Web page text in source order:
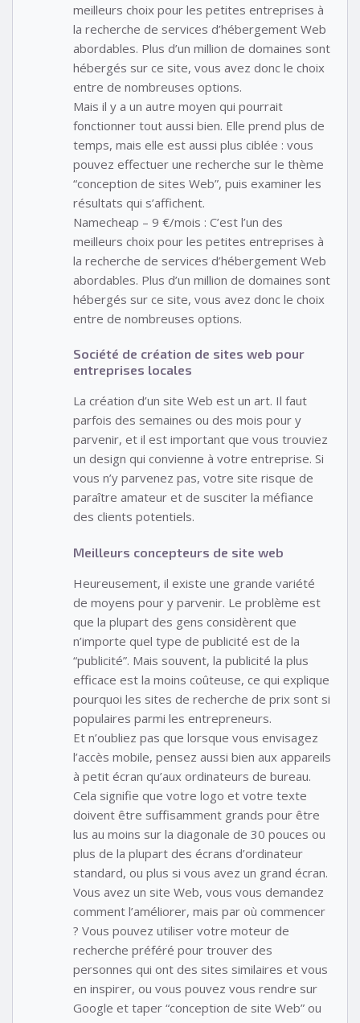
meilleurs choix pour les petites entreprises à
la recherche de services d’hébergement Web
abordables. Plus d’un million de domaines sont
hébergés sur ce site, vous avez donc le choix
entre de nombreuses options.
Mais il y a un autre moyen qui pourrait
fonctionner tout aussi bien. Elle prend plus de
temps, mais elle est aussi plus ciblée : vous
pouvez effectuer une recherche sur le thème
“conception de sites Web”, puis examiner les
résultats qui s’affichent.
Namecheap – 9 €/mois : C’est l’un des
meilleurs choix pour les petites entreprises à
la recherche de services d’hébergement Web
abordables. Plus d’un million de domaines sont
hébergés sur ce site, vous avez donc le choix
entre de nombreuses options.
Société de création de sites web pour
entreprises locales
La création d’un site Web est un art. Il faut
parfois des semaines ou des mois pour y
parvenir, et il est important que vous trouviez
un design qui convienne à votre entreprise. Si
vous n’y parvenez pas, votre site risque de
paraître amateur et de susciter la méfiance
des clients potentiels.
Meilleurs concepteurs de site web
Heureusement, il existe une grande variété
de moyens pour y parvenir. Le problème est
que la plupart des gens considèrent que
n’importe quel type de publicité est de la
“publicité”. Mais souvent, la publicité la plus
efficace est la moins coûteuse, ce qui explique
pourquoi les sites de recherche de prix sont si
populaires parmi les entrepreneurs.
Et n’oubliez pas que lorsque vous envisagez
l’accès mobile, pensez aussi bien aux appareils
à petit écran qu’aux ordinateurs de bureau.
Cela signifie que votre logo et votre texte
doivent être suffisamment grands pour être
lus au moins sur la diagonale de 30 pouces ou
plus de la plupart des écrans d’ordinateur
standard, ou plus si vous avez un grand écran.
Vous avez un site Web, vous vous demandez
comment l’améliorer, mais par où commencer
? Vous pouvez utiliser votre moteur de
recherche préféré pour trouver des
personnes qui ont des sites similaires et vous
en inspirer, ou vous pouvez vous rendre sur
Google et taper “conception de site Web” ou